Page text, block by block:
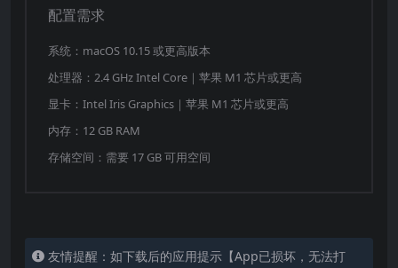
治理瞬息万变的王国，将头衔分封心腹——或篡夺
领主王冠为己所用。警惕各方威胁：躁动的农奴、
怀恨的嫔妃皆可能成为心腹大患。
阴影波谲云诡，危险常在暗处涌动。招募密探等各
种宵小，对阻碍者实施诋毁、勒索或暗杀。亦可效
仿吟游诗人的风流做派，以魅惑之术攫取权柄。
成就一番伟业
配置需求
系统：macOS 10.15 或更高版本
处理器：2.4 GHz Intel Core｜苹果 M1 芯片或更高
显卡：Intel Iris Graphics｜苹果 M1 芯片或更高
内存：12 GB RAM
存储空间：需要 17 GB 可用空间
友情提醒：如下载后的应用提示【App已损坏，无法打